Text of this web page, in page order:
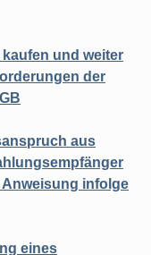
und weiter
der
aus
infolge
eines